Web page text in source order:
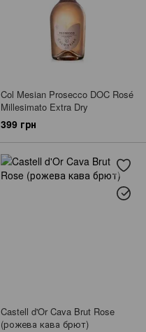
Col Mesian Prosecco DOC Rosé
Millesimato Extra Dry
399 грн
Castell d'Or Cava Brut Rose
(рожева кава брют)